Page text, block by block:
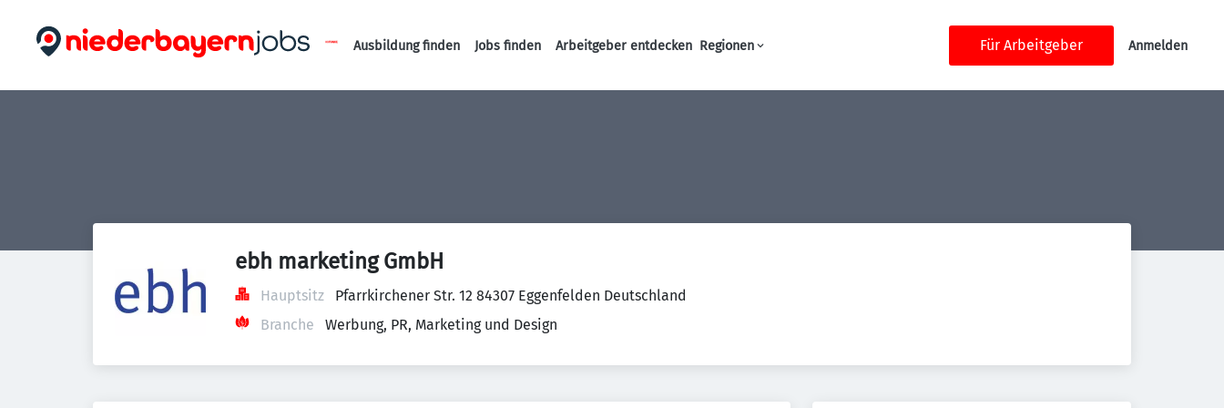
Haupt-Navigation
Ausbildung finden Jobs finden Arbeitgeber entdecken Regionen Für Arbeitgeber Anmelden
ebh marketing GmbH
Hauptsitz
Pfarrkirchener Str. 12 84307 Eggenfelden Deutschland
Branche
Werbung, PR, Marketing und Design